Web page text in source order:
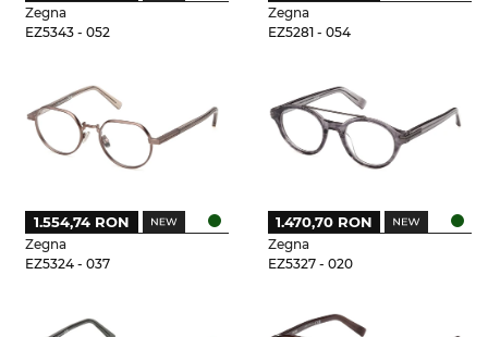
Zegna
EZ5343 - 052
Zegna
EZ5281 - 054
Zegna
EZ5324 - 037
1.554,74 RON
Zegna
EZ5327 - 020
1.470,70 RON